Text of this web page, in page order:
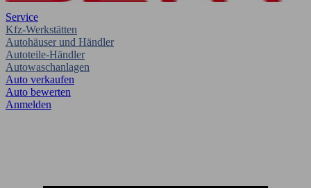
Service
Kfz-Werkstätten
Autohäuser und Händler
Autoteile-Händler
Autowaschanlagen
Auto verkaufen
Auto bewerten
Anmelden